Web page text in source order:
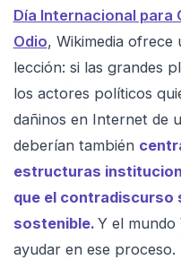
Día Internacional
Odio, Wikimedia
lección: si las grandes
los actores políticos
dañinos en Internet de
deberían también
estructuras
que el contradiscurso
sostenible. Y el mundo
ayudar en ese proceso.